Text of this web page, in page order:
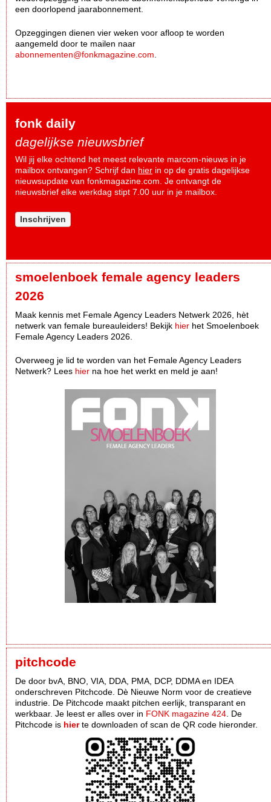
een doorlopend jaarabonnement.
Opzeggingen dienen vier weken voor afloop te worden
aangemeld door te mailen naar
abonnementen@fonkmagazine.com
fonk daily
dagelijkse nieuwsbrief
Wil jij elke ochtend het meest relevante marcom-nieuws in je
mailbox ontvangen? Schrijf dan hier in op de gratis dagelijkse
nieuwsupdate van fonkmagazine.com. Je ontvangt de
nieuwsbrief elke werkdag stipt 7.00 uur in je mailbox.
Inschrijven
smoelenboek female agency leaders
2026
Maak kennis met Female Agency Leaders Netwerk 2026, hèt
netwerk van female bureauleiders! Bekijk hier het Smoelenboek
Female Agency Leaders 2026.
Overweeg je lid te worden van het Female Agency Leaders
Netwerk? Lees hier na hoe het werkt en meld je aan!
pitchcode
De door bvA, BNO, VIA, DDA, PMA, DCP, DDMA en IDEA
onderschreven Pitchcode. Dè Nieuwe Norm voor de creatieve
industrie. De Pitchcode maakt pitchen eerlijk, transparant en
werkbaar. Je leest er alles over in FONK magazine 424 . De
Pitchcode is hierte downloaden of scan de QR code hieronder.